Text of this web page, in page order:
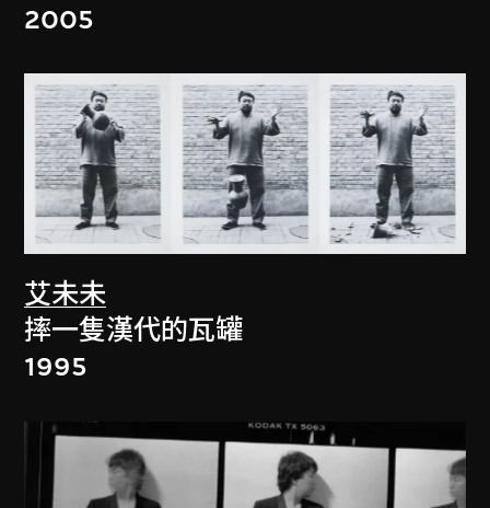
2005
艾未未
摔一隻漢代的瓦罐
1995